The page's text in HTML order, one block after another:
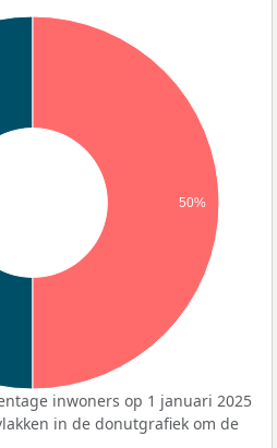
50%
inwoners op 1 januari 2025
in de donutgrafiek om de